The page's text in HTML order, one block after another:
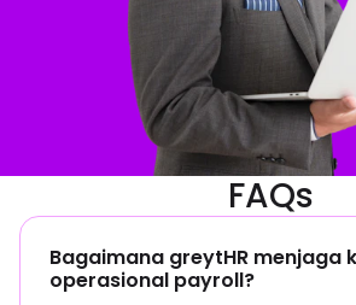
FAQs
Bagaimana greytHR menjaga
operasional payroll?